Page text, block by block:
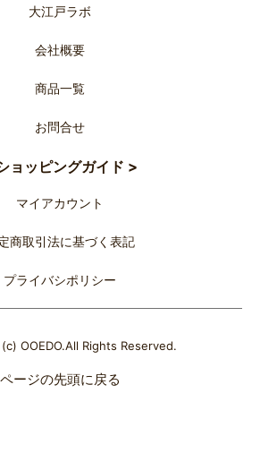
大江戸ラボ
会社概要
商品一覧
お問合せ
ョッピングガイド >
マイアカウント
商取引法に基づく表記
プライバシポリシー
OOEDO.All Rights Reserved.
ページの先頭に戻る